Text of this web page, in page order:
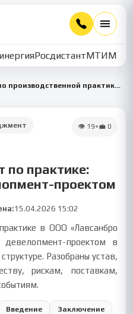
РосдистантМТИММУ
Отчет по производственной практике по управлению девелопмент-проектом
👁 19•💼 0
по практике:
проектом
15.04.2026 15:02
в ООО «Лавсанбро
проектом в
Разобраны устав,
рискам, поставкам,
Введение Заключение